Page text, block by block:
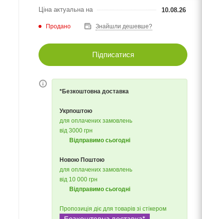
Ціна актуальна на 10.08.26
Продано Знайшли дешевше?
Підписатися
*Безкоштовна доставка
Укрпоштою
для оплачених замовлень
від 3000 грн
Відправимо сьогодні
Новою Поштою
для оплачених замовлень
від 10 000 грн
Відправимо сьогодні
Пропозиція діє для товарів зі стікером